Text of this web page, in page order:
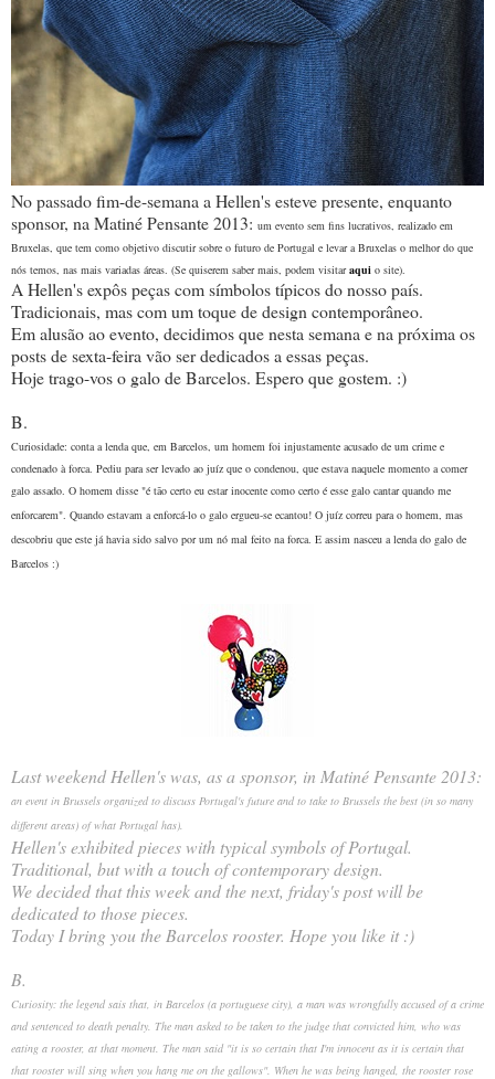
No passado fim-de-semana a Hellen's esteve presente, enquanto
sponsor, na Matiné Pensante 2013: um evento sem fins lucrativos, realizado em
Bruxelas, que tem como objetivo discutir sobre o futuro de Portugal e levar a Bruxelas o melhor do que
nós temos, nas mais variadas áreas. (Se quiserem saber mais, podem visitaraqui o site).
A Hellen's expôs peças com símbolos típicos do nosso país.
Tradicionais, mas com um toque de design contemporâneo.
Em alusão ao evento, decidimos que nesta semana e na próxima os
posts de sexta-feira vão ser dedicados a essas peças.
Hoje trago-vos o galo de Barcelos. Espero que gostem. :)
B.
Curiosidade: conta a lenda que, em Barcelos, um homem foi injustamente acusado de um crime e
condenado à forca. Pediu para ser levado ao juíz que o condenou, que estava naquele momento a comer
galo assado. O homem disse "é tão certo eu estar inocente como certo é esse galo cantar quando me
enforcarem". Quando estavam a enforcá-lo o galo ergueu-se ecantou! O juíz correu para o homem, mas
descobriu que este já havia sido salvo por um nó mal feito na forca. E assim nasceu a lenda do galo de
Barcelos :)
Last weekend Hellen's was, as a sponsor, in Matiné Pensante 2013:
an event in Brussels organized to discuss Portugal's future and to take to Brussels the best (in so many
different areas) of what Portugal has).
Hellen's exhibited pieces with typical symbols of Portugal.
Traditional, but with a touch of contemporary design.
We decided that this week and the next, friday's post will be
dedicated to those pieces.
Today I bring you the Barcelos rooster. Hope you like it :)
B.
Curiosity: the legend sais that, in Barcelos (a portuguese city), a man was wrongfully accused of a crime
and sentenced to death penalty. The man asked to be taken to the judge that convicted him, who was
eating a rooster, at that moment. The man said "it is so certain that I'm innocent as it is certain that
that rooster will sing when you hang me on the gallows". When he was being hanged, the rooster rose